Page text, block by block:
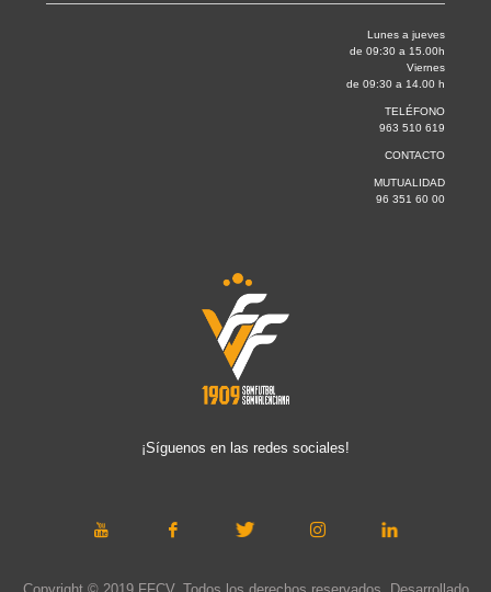
Lunes a jueves
de 09:30 a 15.00h
Viernes
de 09:30 a 14.00 h
TELÉFONO
963 510 619
CONTACTO
MUTUALIDAD
96 351 60 00
¡Síguenos en las redes sociales!